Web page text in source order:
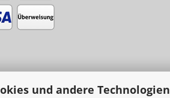
und andere Technologien